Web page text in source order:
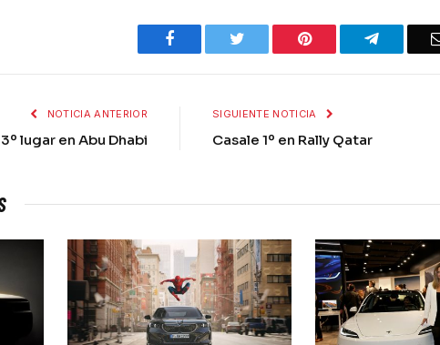
Facebook Twitter Pinterest Telegram
NOTICIA ANTERIOR
lugar en Abu Dhabi
SIGUIENTE NOTICIA
Casale 1º en Rally Qatar